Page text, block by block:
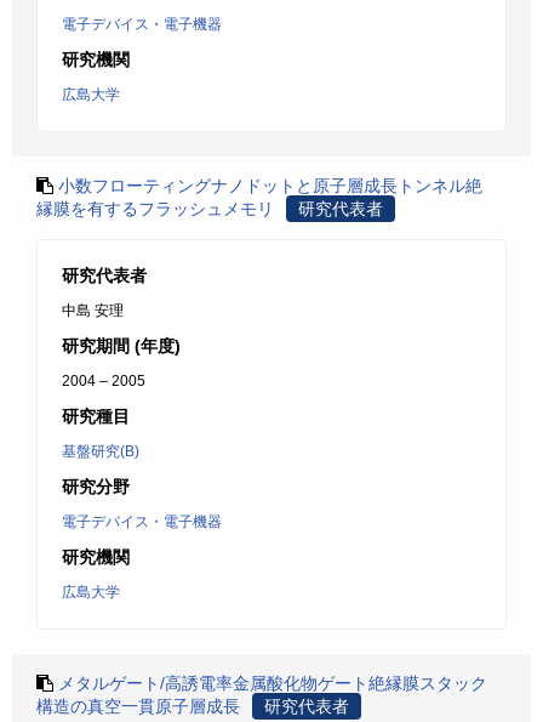
電子デバイス・電子機器
研究機関
広島大学
小数フローティングナノドットと原子層成長トンネル絶
縁膜を有するフラッシュメモリ
研究代表者
研究代表者
中島 安理
研究期間 (年度)
2004 – 2005
研究種目
基盤研究(B)
研究分野
電子デバイス・電子機器
研究機関
広島大学
メタルゲート/高誘電率金属酸化物ゲート絶縁膜スタック
構造の真空一貫原子層成長
研究代表者